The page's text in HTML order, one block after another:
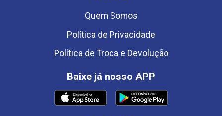
Quem Somos
Política de Privacidade
Política de Troca e Devolução
Baixe já nosso APP